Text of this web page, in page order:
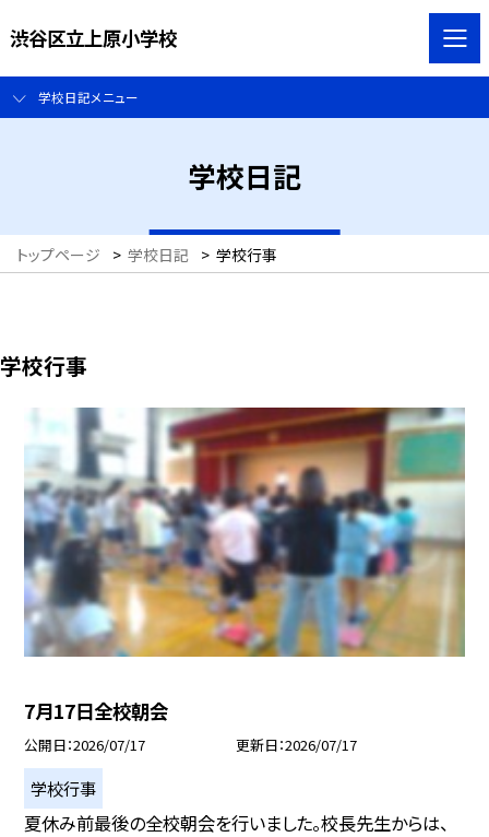
渋谷区立上原小学校
学校日記メニュー
学校日記
トップページ > 学校日記 > 学校行事
学校行事
7月17日全校朝会
公開日 2026/07/17 更新日 2026/07/17
学校行事
夏休み前最後の全校朝会を行いました。校長先生からは、